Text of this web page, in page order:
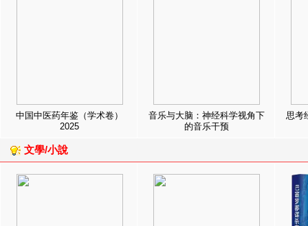
中国中医药年鉴（学术卷）
2025
音乐与大脑：神经科学视角下
的音乐干预
思考
文學/小說